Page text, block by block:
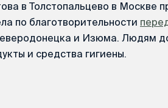
в Толстопальцево в Москве
по благотворительности
и Изюма. Людям
и средства гигиены.